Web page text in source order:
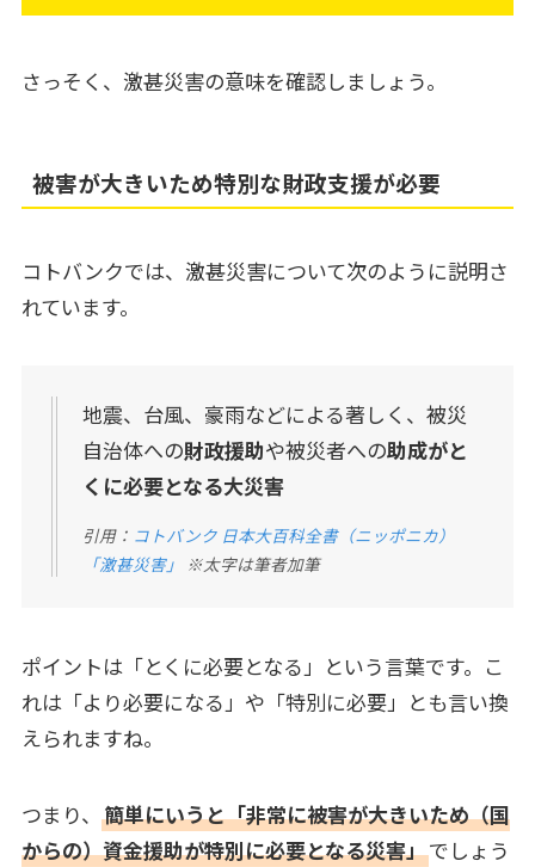
さっそく、激甚災害の意味を確認しましょう。
被害が大きいため特別な財政支援が必要
コトバンクでは、激甚災害について次のように説明さ
れています。
地震、台風、豪雨などによる著しく、被災
自治体への財政援助や被災者への助成がと
くに必要となる大災害
引用： コトバンク 日本大百科全書（ニッポニカ）
「激甚災害」
※太字は筆者加筆
ポイントは「とくに必要となる」という言葉です。こ
れは「より必要になる」や「特別に必要」とも言い換
えられますね。
つまり、 簡単にいうと「非常に被害が大きいため（国
からの）資金援助が特別に必要となる災害」でしょう